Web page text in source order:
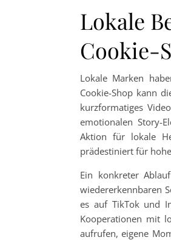
Lokale
Cookie-
Lokale Marken
Cookie-Shop kann
kurzformatiges
emotionalen Story-
Aktion für lokale
prädestiniert für
Ein konkreter
wiedererkennbaren
es auf TikTok und
Kooperationen mit
aufrufen, eigene